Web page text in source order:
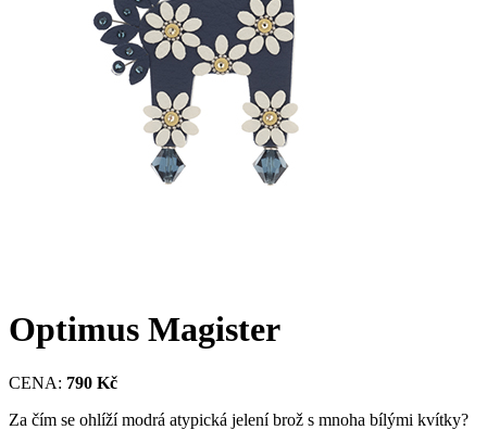
Optimus Magister
CENA: 790 Kč
Za čím se ohlíží modrá atypická jelení brož s mnoha bílými kvítky?